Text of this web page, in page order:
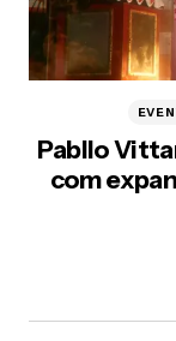
Pabllo
com